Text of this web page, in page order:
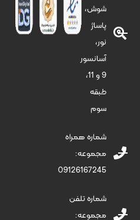
شوش،
پاساژ
نور،
آسانسور
9 و 11،
طبقه
سوم
شماره همراه
مجموعه:
09126167245
شماره تلفن
مجموعه: